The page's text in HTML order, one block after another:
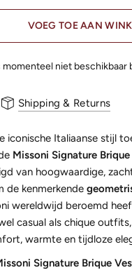
VOEG TOE AAN
momenteel niet beschikbaar
Shipping & Returns
iconische Italiaanse stijl
Missoni Signature
van hoogwaardige,
de kenmerkende
wereldwijd beroemd
casual als chique
warmte en tijdloze
Signature Brique